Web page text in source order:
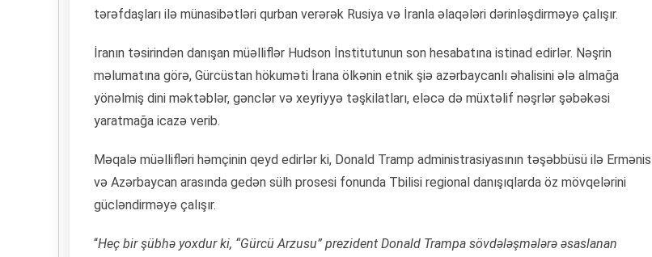
tərəfdaşları ilə münasibətləri qurban verərək Rusiya və İranla əlaqələri dərinləşdirməyə çalışır.
İranın təsirindən danışan müəlliflər Hudson İnstitutunun son hesabatına istinad edirlər. Nəşrin
məlumatına görə, Gürcüstan hökuməti İrana ölkənin etnik şiə azərbaycanlı əhalisini ələ almağa
yönəlmiş dini məktəblər, gənclər və xeyriyyə təşkilatları, eləcə də müxtəlif nəşrlər şəbəkəsi
yaratmağa icazə verib.
Məqalə müəllifləri həmçinin qeyd edirlər ki, Donald Tramp administrasiyasının təşəbbüsü ilə
və Azərbaycan arasında gedən sülh prosesi fonunda Tbilisi regional danışıqlarda öz mövqelərini
gücləndirməyə çalışır.
“Heç bir şübhə yoxdur ki, “Gürcü Arzusu” prezident Donald Trampa sövdələşmələrə əsaslanan